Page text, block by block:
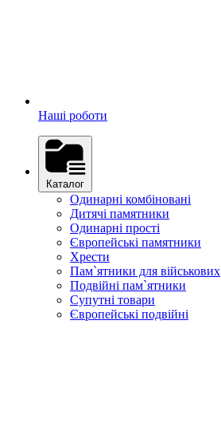
Наші роботи
Каталог
Одинарні комбіновані
Дитячі памятники
Одинарні прості
Європейські памятники
Хрести
Пам`ятники для військових
Подвійні пам`ятники
Супутні товари
Європейські подвійні